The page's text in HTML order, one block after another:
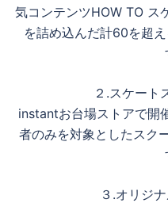
気コンテンツHOW TO ス
を詰め込んだ計60を超
２.スケート
instantお台場ストアで開
者のみを対象としたスク
３.オリジ